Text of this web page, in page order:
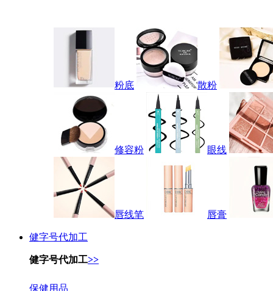
粉底 散粉
修容粉 眼线
唇线笔 唇膏
健字号代加工
健字号代加工>>
保健用品